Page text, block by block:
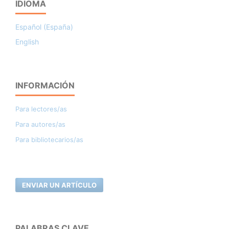
IDIOMA
Español (España)
English
INFORMACIÓN
Para lectores/as
Para autores/as
Para bibliotecarios/as
ENVIAR UN ARTÍCULO